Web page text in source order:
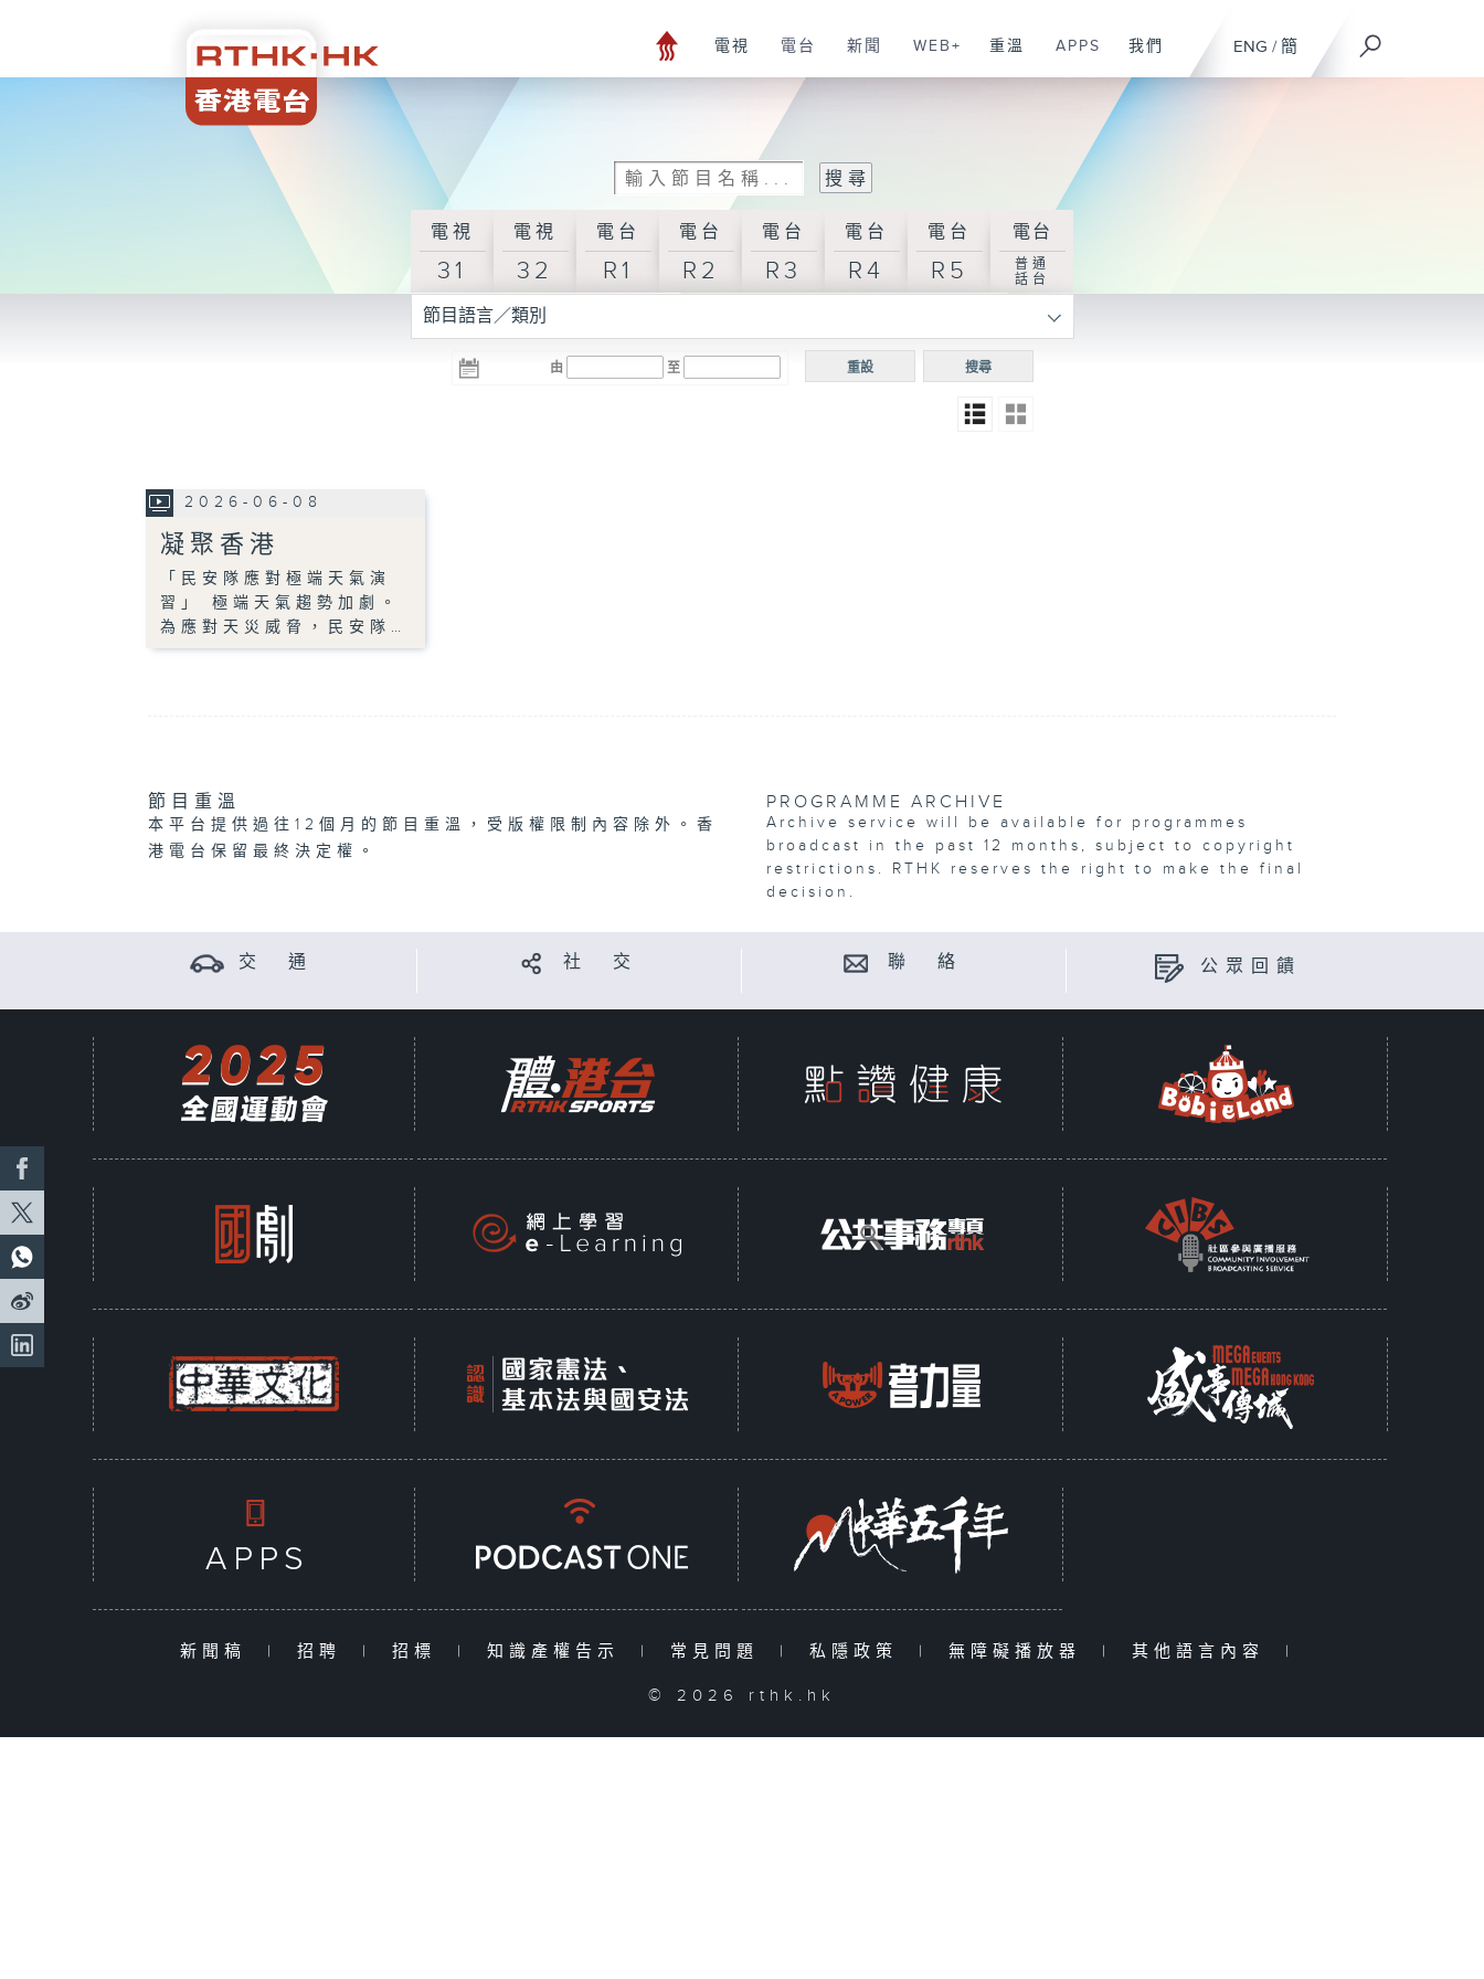
ENG / 簡
電視 電台 新聞 WEB+ 重溫 APPS 我們
電視
31
電視
32
電台
R1
電台
R2
電台
R3
電台
R4
電台
R5
電台
普通
話台
節目語言／類別
由 至 搜尋
重設
2026-06-08
凝聚香港
「民安隊應對極端天氣演
習」 極端天氣趨勢加劇。
為應對天災威脅，民安隊…
節目重溫
本平台提供過往12個月的節目重溫，受版權限制內容除外。香
港電台保留最終決定權。
PROGRAMME ARCHIVE
Archive service will be available for programmes
broadcast in the past 12 months, subject to copyright
restrictions. RTHK reserves the right to make the final
decision.
交 通 社 交 聯 絡 公眾回饋
新聞稿 | 招聘 | 招標 | 知識產權告示 | 常見問題 | 私隱政策 | 無障礙播放器 | 其他語言內容 |
© 2026 rthk.hk